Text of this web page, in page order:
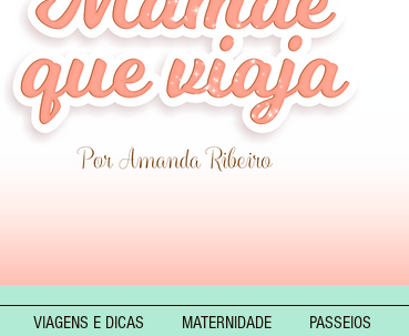
VIAGENS E DICAS MATERNIDADE PASSEIOS